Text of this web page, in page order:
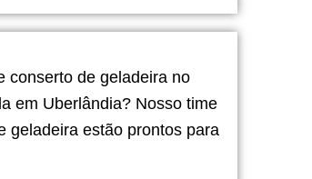
conserto de geladeira no
em Uberlândia? Nosso time
geladeira estão prontos para